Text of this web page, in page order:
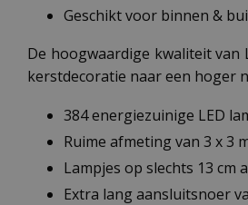
Geschikt voor binnen &
De hoogwaardige kwaliteit
kerstdecoratie naar een hoger
384 energiezuinige LED
Ruime afmeting van 3 x 3
Lampjes op slechts 13 cm
Extra lang aansluitsnoer